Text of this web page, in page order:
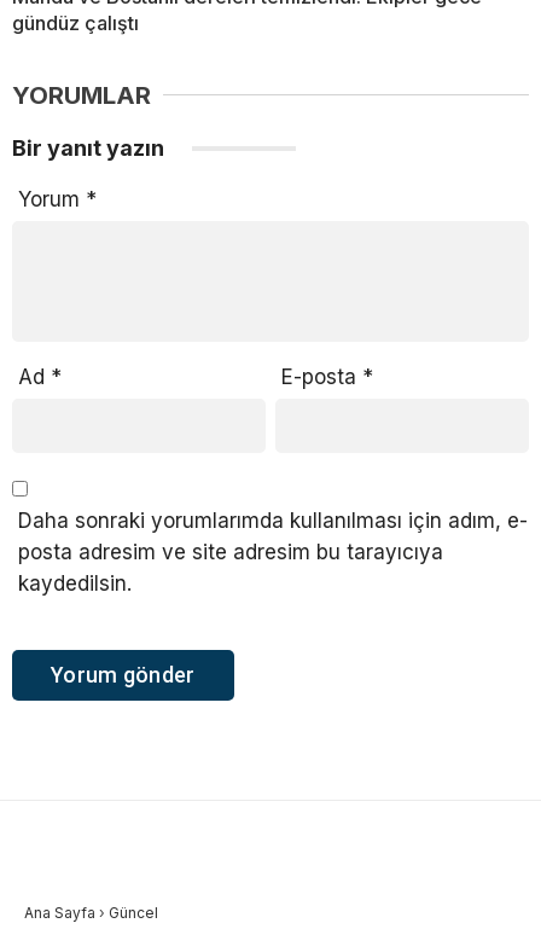
gündüz çalıştı
YORUMLAR
Bir yanıt yazın
Yorum *
Ad * E-posta *
Daha sonraki yorumlarımda kullanılması için adım, e-
posta adresim ve site adresim bu tarayıcıya
kaydedilsin.
Ana Sayfa › Güncel